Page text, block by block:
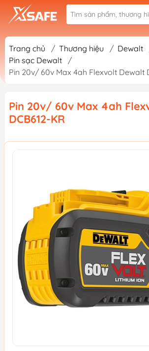
Trang chủ / Thương hiệu / Dewalt
Pin sạc Dewalt
/
Pin 20v/ 60v Max 4ah Flexvolt Dewalt
Pin 20v/ 60v Max 4ah
DCB612-KR